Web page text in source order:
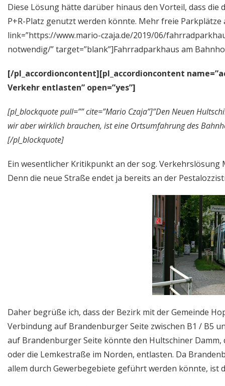
Diese Lösung hätte darüber hinaus den Vorteil, dass
P+R-Platz genutzt werden könnte. Mehr freie
link=”https://www.mario-czaja.de/2019/06/
notwendig/” target=”blank”]Fahrradparkhaus am
[/pl_accordioncontent][pl_accordioncontent
Verkehr entlasten” open=”yes”]
[pl_blockquote pull=”” cite=”Mario Czaja”]”Den Neuen
wir aber wirklich brauchen, ist eine Ortsumfahrung des
[/pl_blockquote]
Ein wesentlicher Kritikpunkt an der sog.
Denn die neue Straße endet ja bereits an der
Daher begrüße ich, dass der Bezirk mit der Gemeinde
Verbindung auf Brandenburger Seite zwischen B1 / B5
auf Brandenburger Seite könnte den Hultschiner
oder die Lemkestraße im Norden, entlasten. Da
allem durch Gewerbegebiete geführt werden könnte, ist